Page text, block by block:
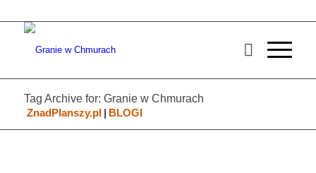
Tag Archive for: Granie w Chmurach
ZnadPlanszy.pl | BLOGI